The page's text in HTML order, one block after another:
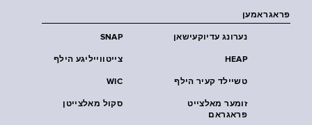
פראגראמען
SNAP נערונג עדיוקעישאן
צייטווייליגע הילף HEAP
WIC טשיילד קעיר הילף
סקול מאלצייטן
זומער מאלצייט
פראגראם